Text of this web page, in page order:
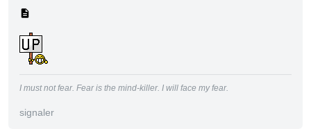
I must not fear. Fear is the mind-killer. I will face my fear.
signaler